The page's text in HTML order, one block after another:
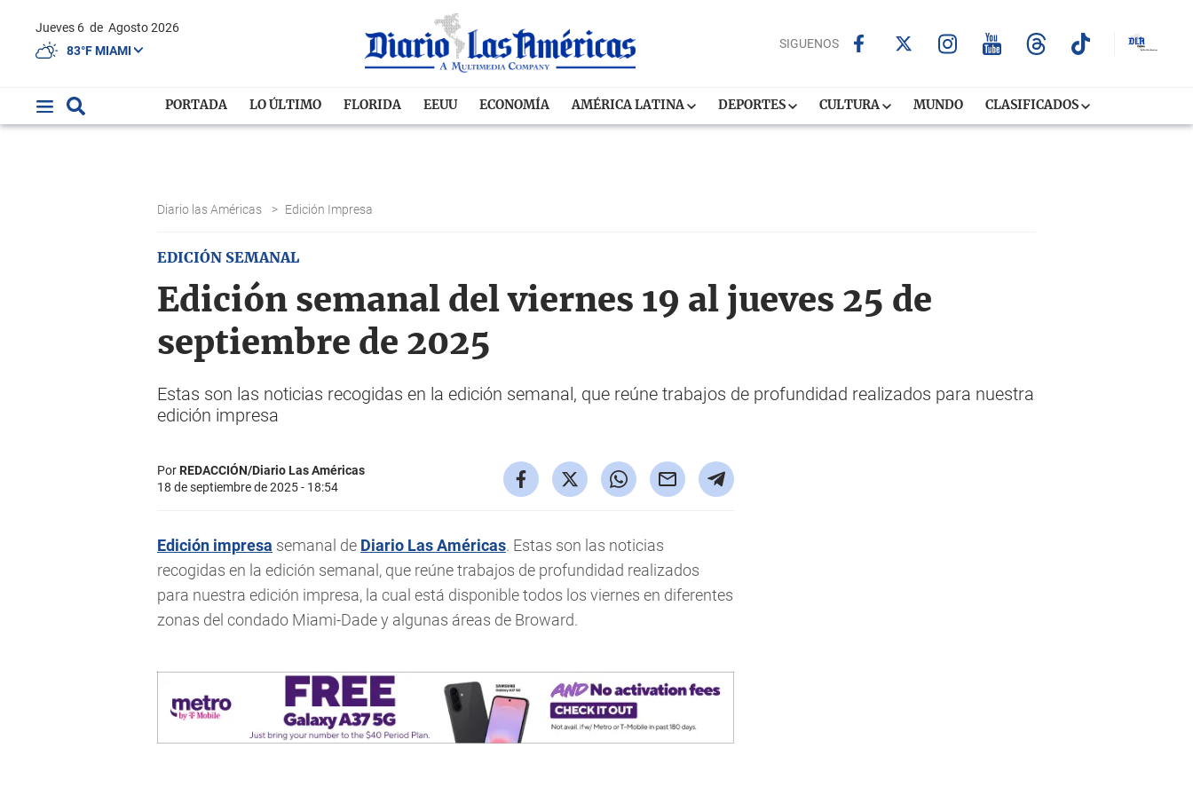
Jueves 6 de Agosto 2026
83°F MIAMI
SIGUENOS
PORTADA LO ÚLTIMO FLORIDA EEUU ECONOMÍA AMÉRICA LATINA DEPORTES CULTURA MUNDO CLASIFICADOS
Diario las Américas > Edición Impresa
EDICIÓN SEMANAL
Edición semanal del viernes 19 al jueves 25 de
septiembre de 2025
Estas son las noticias recogidas en la edición semanal, que reúne trabajos de profundidad realizados para nuestra
edición impresa
PorREDACCIÓN/Diario Las Américas
18 de septiembre de 2025 - 18:54
Edición impresa semanal de Diario Las Américas. Estas son las noticias
recogidas en la edición semanal, que reúne trabajos de profundidad realizados
para nuestra edición impresa, la cual está disponible todos los viernes en diferentes
zonas del condado Miami-Dade y algunas áreas de Broward.